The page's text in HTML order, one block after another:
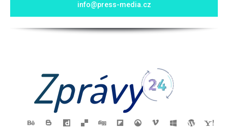
info@press-media.cz
Zprávy